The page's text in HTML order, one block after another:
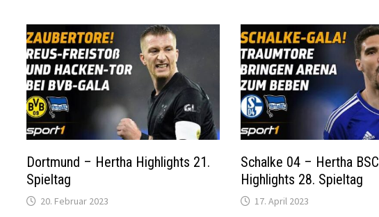
Dortmund – Hertha Highlights 21.
Spieltag
20. Februar 2023
Schalke 04 – Hertha BSC
Highlights 28. Spieltag
17. April 2023